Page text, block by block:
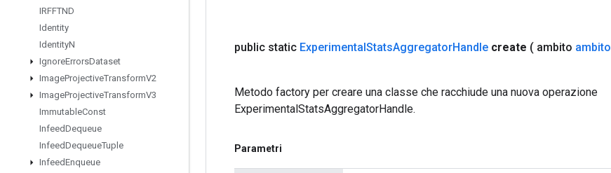
IRFFTND
Identity
IdentityN
IgnoreErrorsDataset
ImageProjectiveTransformV2
ImageProjectiveTransformV3
ImmutableConst
InfeedDequeue
InfeedDequeueTuple
InfeedEnqueue
public static ExperimentalStatsAggregatorHandle create ( ambito ambito
Metodo factory per creare una classe che racchiude una nuova operazione
ExperimentalStatsAggregatorHandle.
Parametri